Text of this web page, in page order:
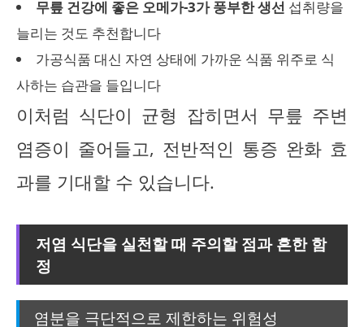
무릎 건강에 좋은 오메가-3가 풍부한 생선 섭취량을
늘리는 것도 추천합니다
가공식품 대신 자연 상태에 가까운 식품 위주로 식
사하는 습관을 들입니다
이처럼 식단이 균형 잡히면서 무릎 주변
염증이 줄어들고, 전반적인 통증 완화 효
과를 기대할 수 있습니다.
저염 식단을 실천할 때 주의할 점과 흔한 함
정
염분을 극단적으로 제한하는 위험성